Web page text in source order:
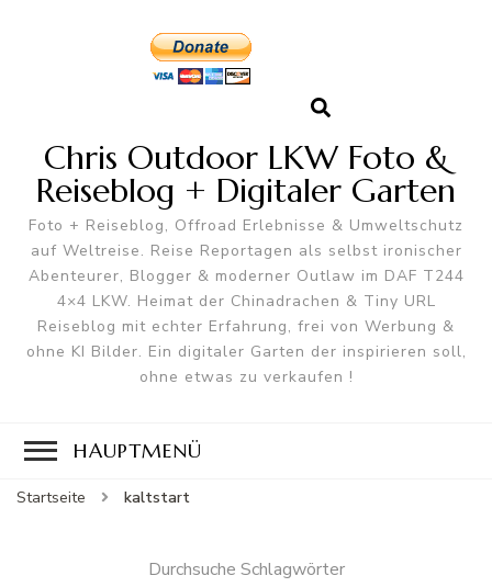
Chris Outdoor LKW Foto &
Reiseblog + Digitaler Garten
Foto + Reiseblog, Offroad Erlebnisse & Umweltschutz
auf Weltreise. Reise Reportagen als selbst ironischer
Abenteurer, Blogger & moderner Outlaw im DAF T244
4×4 LKW. Heimat der Chinadrachen & Tiny URL
Reiseblog mit echter Erfahrung, frei von Werbung &
ohne KI Bilder. Ein digitaler Garten der inspirieren soll,
ohne etwas zu verkaufen !
HAUPTMENÜ
Startseite kaltstart
Durchsuche Schlagwörter